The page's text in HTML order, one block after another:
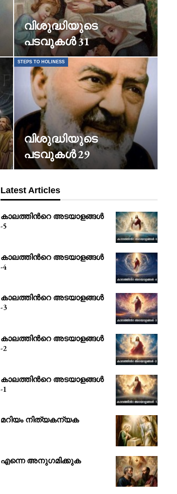
വിശുദ്ധിയുടെ
പടവുകൾ 31
STEPS TO HOLINESS
വിശുദ്ധിയുടെ
പടവുകൾ 29
Latest Articles
കാലത്തിൻറെ അടയാളങ്ങൾ
-5
കാലത്തിൻറെ അടയാളങ്ങൾ
-4
കാലത്തിൻറെ അടയാളങ്ങൾ
-3
കാലത്തിൻറെ അടയാളങ്ങൾ
-2
കാലത്തിൻറെ അടയാളങ്ങൾ
-1
മറിയം നിത്യകന്യക
എന്നെ അനുഗമിക്കുക